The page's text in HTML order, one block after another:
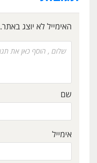
האימייל לא יוצג באתר.
שם
אימייל